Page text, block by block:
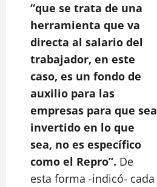
“que se trata de una
herramienta que va
directa al salario del
trabajador, en este
caso, es un fondo de
auxilio para las
empresas para que sea
invertido en lo que
sea, no es específico
como el Repro”. De
esta forma -indicó- cada